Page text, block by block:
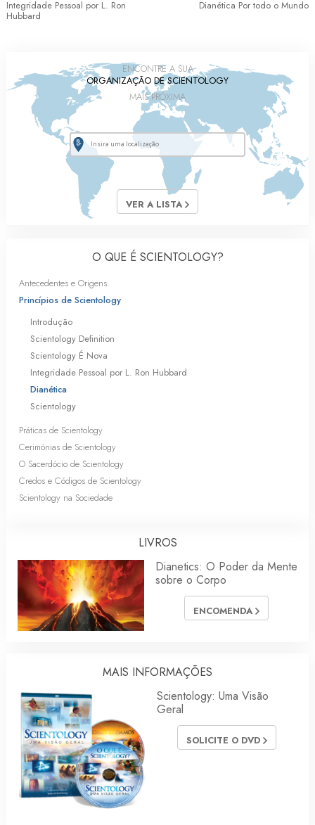
Integridade Pessoal por L. Ron
Hubbard
Dianética Por todo o Mundo
ENCONTRE A SUA
ORGANIZAÇÃO DE SCIENTOLOGY
MAIS PRÓXIMA
VER A LISTA
O QUE É SCIENTOLOGY?
Antecedentes e Origens
Princípios de Scientology
Introdução
Scientology Definition
Scientology É Nova
Integridade Pessoal por L. Ron Hubbard
Dianética
Scientology
Práticas de Scientology
Cerimónias de Scientology
O Sacerdócio de Scientology
Credos e Códigos de Scientology
Scientology na Sociedade
LIVROS
Dianetics: O Poder da Mente
sobre o Corpo
ENCOMENDA
MAIS INFORMAÇÕES
Scientology: Uma Visão
Geral
SOLICITE O DVD